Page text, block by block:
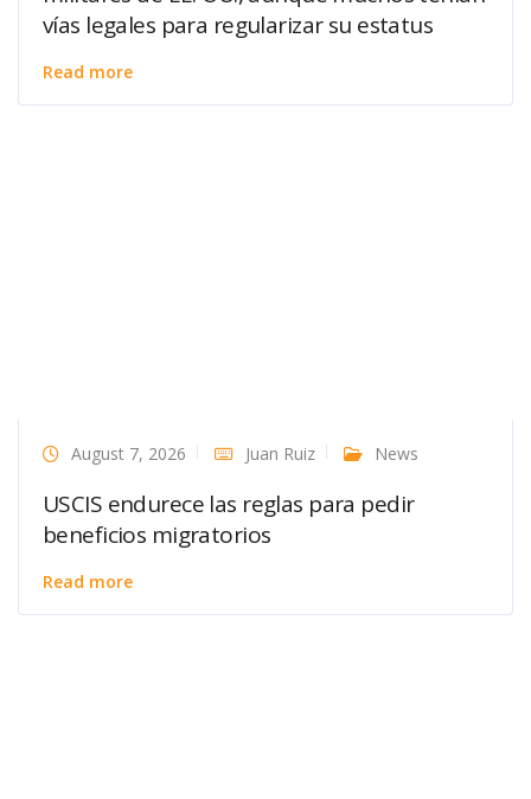
vías legales para regularizar su estatus
Read more
August 7, 2026 Juan Ruiz News
USCIS endurece las reglas para pedir
beneficios migratorios
Read more